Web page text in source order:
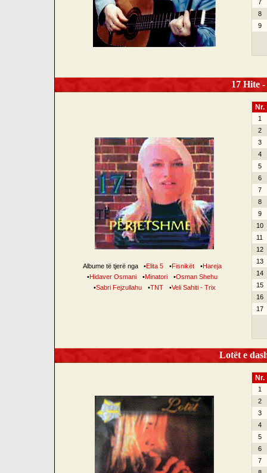
7
8
9
17 Hite
Albume të tjerë nga •Elita 5 •Fisnikët •Hareja
•Hidaver Osmani •Minatori •Osman Shehu
•Sabri Fejzullahu •TNT •Veli Sahiti - Trix
Nr.
1
2
3
4
5
6
7
8
9
10
11
12
13
14
15
16
17
Lotët e
Nr.
1
2
3
4
5
6
7